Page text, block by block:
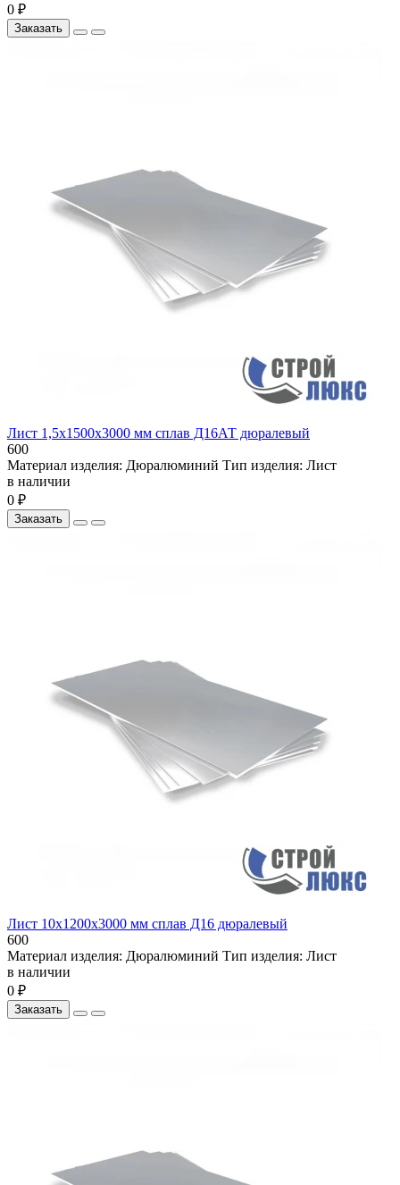
0 ₽
Заказать
Лист 1,5х1500х3000 мм сплав Д16АТ дюралевый
600
Материал изделия: Дюралюминий Тип изделия: Лист
в наличии
0 ₽
Заказать
Лист 10х1200х3000 мм сплав Д16 дюралевый
600
Материал изделия: Дюралюминий Тип изделия: Лист
в наличии
0 ₽
Заказать